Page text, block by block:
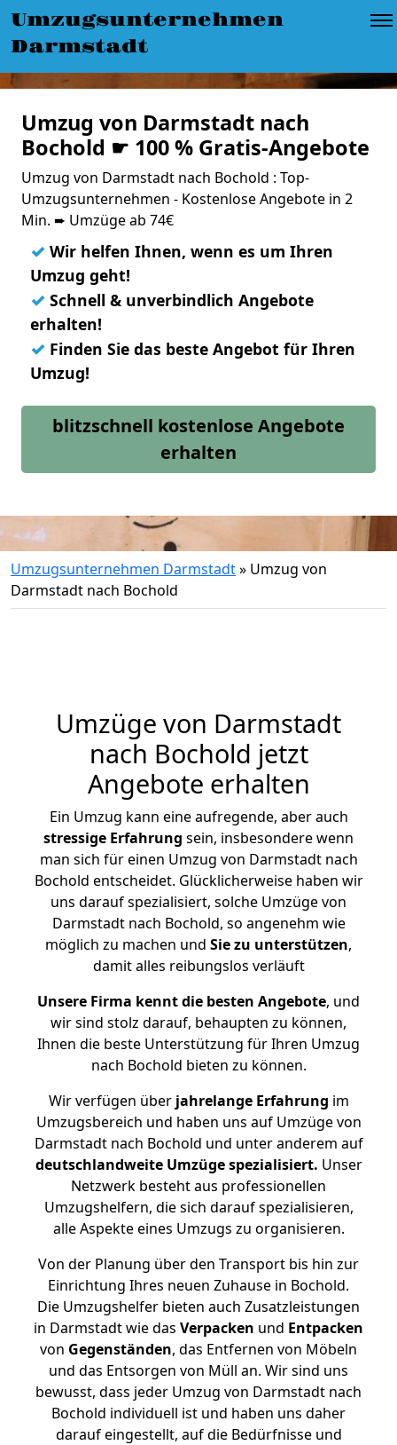
Umzugsunternehmen
Darmstadt
Umzug von Darmstadt nach
Bochold ☛ 100 % Gratis-Angebote
Umzug von Darmstadt nach Bochold : Top-
Umzugsunternehmen - Kostenlose Angebote in 2
Min. ➨ Umzüge ab 74€
✓ Wir helfen Ihnen, wenn es um Ihren
Umzug geht!
✓ Schnell & unverbindlich Angebote
erhalten!
✓ Finden Sie das beste Angebot für Ihren
Umzug!
blitzschnell kostenlose Angebote
erhalten
Umzugsunternehmen Darmstadt» Umzug von
Darmstadt nach Bochold
Umzüge von Darmstadt
nach Bochold jetzt
Angebote erhalten
Ein Umzug kann eine aufregende, aber auch
stressige Erfahrung sein, insbesondere wenn
man sich für einen Umzug von Darmstadt nach
Bochold entscheidet. Glücklicherweise haben wir
uns darauf spezialisiert, solche Umzüge von
Darmstadt nach Bochold, so angenehm wie
möglich zu machen und Sie zu unterstützen,
damit alles reibungslos verläuft
Unsere Firma kennt die besten Angebote, und
wir sind stolz darauf, behaupten zu können,
Ihnen die beste Unterstützung für Ihren Umzug
nach Bochold bieten zu können.
Wir verfügen überjahrelange Erfahrung im
Umzugsbereich und haben uns auf Umzüge von
Darmstadt nach Bochold und unter anderem auf
deutschlandweite Umzüge spezialisiert. Unser
Netzwerk besteht aus professionellen
Umzugshelfern, die sich darauf spezialisieren,
alle Aspekte eines Umzugs zu organisieren.
Von der Planung über den Transport bis hin zur
Einrichtung Ihres neuen Zuhause in Bochold.
Die Umzugshelfer bieten auch Zusatzleistungen
in Darmstadt wie das Verpacken und Entpacken
von Gegenständen, das Entfernen von Möbeln
und das Entsorgen von Müll an. Wir sind uns
bewusst, dass jeder Umzug von Darmstadt nach
Bochold individuell ist und haben uns daher
darauf eingestellt, auf die Bedürfnisse und